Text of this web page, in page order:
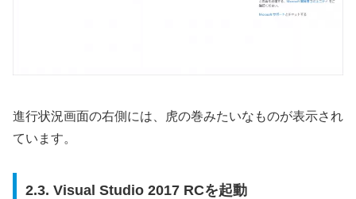
進行状況画面の右側には、虎の巻みたいなものが表示され
ています。
2.3. Visual Studio 2017 RCを起動